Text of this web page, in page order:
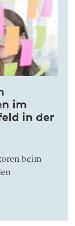
im
in der
beim